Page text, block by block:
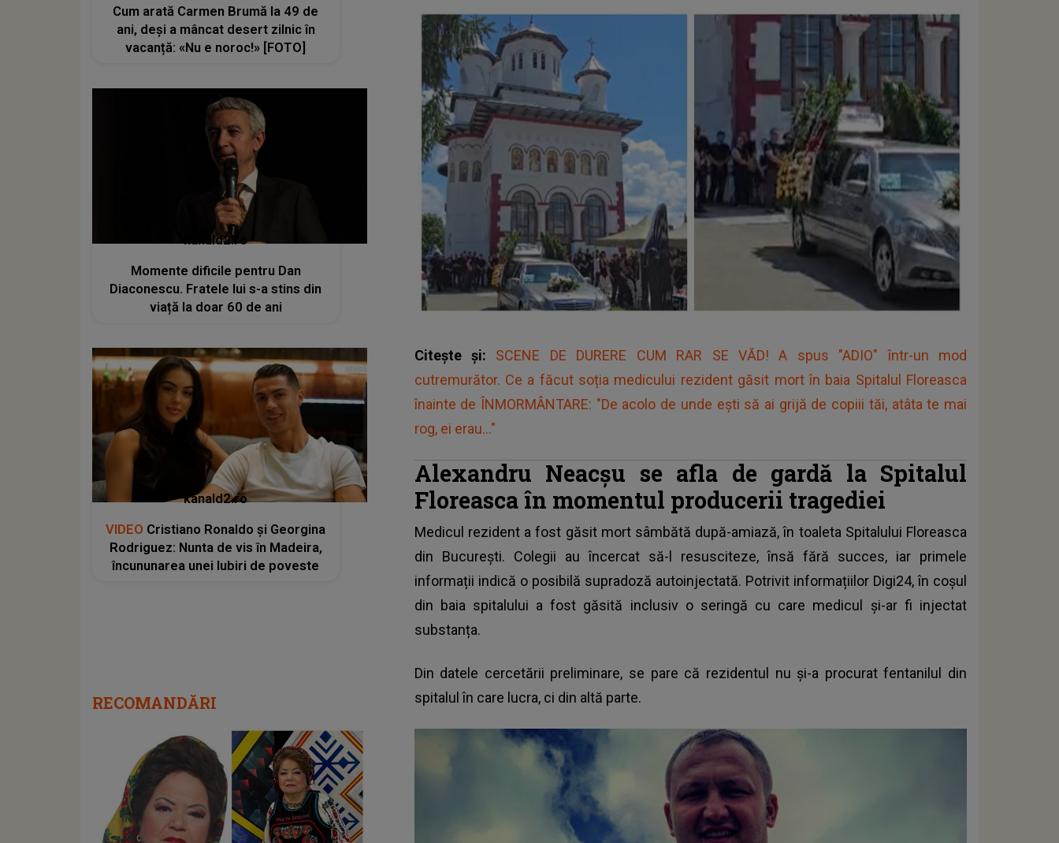
Citește și: SCENE DE DURERE CUM RAR SE VĂD! A spus "ADIO" într-un mod
cutremurător. Ce a făcut soția medicului rezident găsit mort în baia Spitalul Floreasca
înainte de ÎNMORMÂNTARE: "De acolo de unde ești să ai grijă de copiii tăi, atâta te mai
rog, ei erau..."
Alexandru Neacșu se afla de gardă la Spitalul
Floreasca în momentul producerii tragediei
Medicul rezident a fost găsit mort sâmbătă după-amiază, în toaleta Spitalului Floreasca
din București. Colegii au încercat să-l resusciteze, însă fără succes, iar primele
informații indică o posibilă supradoză autoinjectată. Potrivit informațiilor Digi24, în coșul
din baia spitalului a fost găsită inclusiv o seringă cu care medicul și-ar fi injectat
substanța.
Din datele cercetării preliminare, se pare că rezidentul nu și-a procurat fentanilul din
spitalul în care lucra, ci din altă parte.
Cum arată Carmen Brumă la 49 de
ani, deși a mâncat desert zilnic în
vacanță: «Nu e noroc!» [FOTO]
kanald2.ro
Momente dificile pentru Dan
Diaconescu. Fratele lui s-a stins din
viață la doar 60 de ani
kanald2.ro
VIDEO Cristiano Ronaldo și Georgina
Rodriguez: Nunta de vis în Madeira,
încununarea unei Iubiri de poveste
RECOMANDĂRI